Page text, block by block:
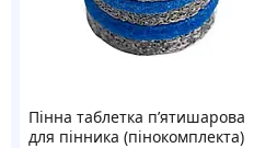
Пінна таблетка п’ятишарова
для пінника (пінокомплекта)